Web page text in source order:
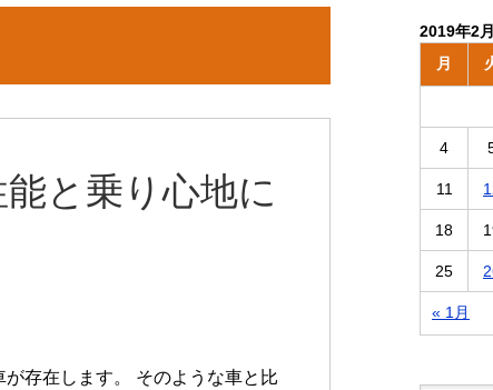
と乗り心地に
存在します。 そのような車と比
2019年2月
月
« 1月
4
11
18
25